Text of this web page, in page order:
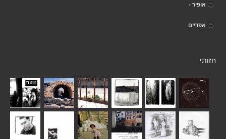
אופיר -
אפריים
חזותי